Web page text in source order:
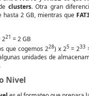
clusters. Otra gran
hasta 2 GB, mientras que
221 = 2 GB
que cogemos 228) x 25= 233
unidades de
Nivel